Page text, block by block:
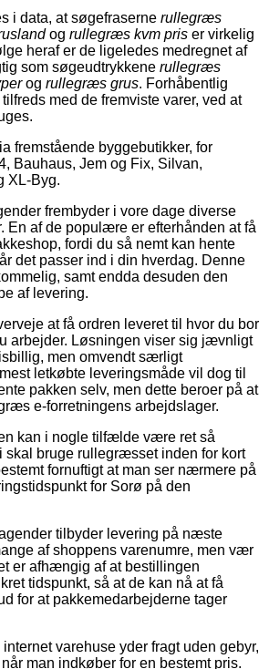
i data, at søgefraserne rullegræs
og rullegræs kvm pris er virkelig
heraf er de ligeledes medregnet af
som søgeudtrykkene rullegræs
og rullegræs grus. Forhåbentlig
med de fremviste varer, ved at
fremstående byggebutikker, for
Bauhaus, Jem og Fix, Silvan,
XL-Byg.
frembyder i vore dage diverse
En af de populære er efterhånden at få
fordi du så nemt kan hente
det passer ind i din hverdag. Denne
samt endda desuden den
af levering.
at få ordren leveret til hvor du bor
arbejder. Løsningen viser sig jævnligt
men omvendt særligt
letkøbte leveringsmåde vil dog til
pakken selv, men dette beroer på at
e-forretningens arbejdslager.
kan i nogle tilfælde være ret så
skal bruge rullegræsset inden for kort
fornuftigt at man ser nærmere på
for Sorø på den
tilbyder levering på næste
af shoppens varenumre, men vær
er afhængig af at bestillingen
tidspunkt, så at de kan nå at få
for at pakkemedarbejderne tager
varehuse yder fragt uden gebyr,
man indkøber for en bestemt pris.